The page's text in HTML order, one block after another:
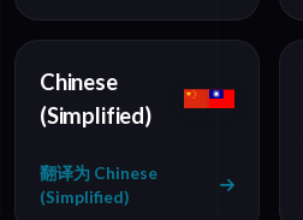
Chinese
(Simplified)
翻译为 Chinese
(Simplified)